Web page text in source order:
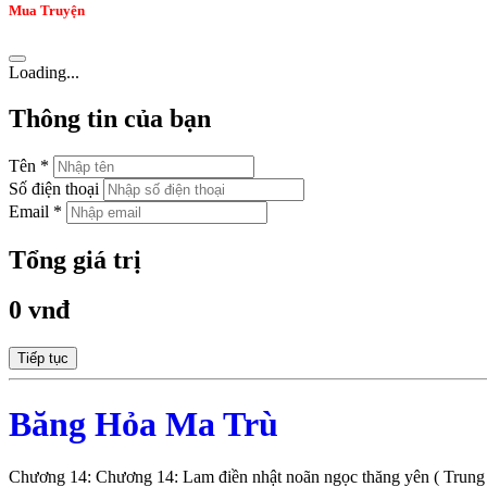
Mua Truyện
Loading...
Thông tin của bạn
Tên *
Số điện thoại
Email *
Tổng giá trị
0 vnđ
Tiếp tục
Băng Hỏa Ma Trù
Chương 14: Chương 14: Lam điền nhật noãn ngọc thăng yên (